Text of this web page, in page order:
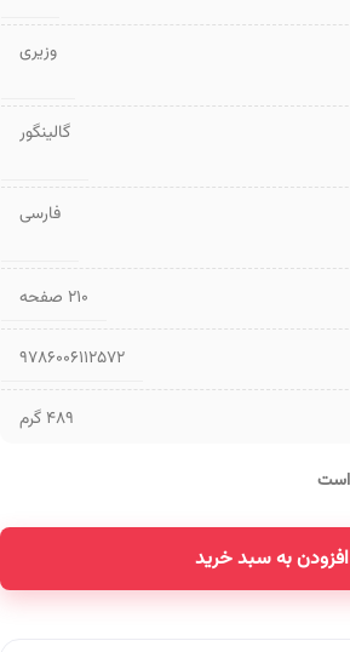
وزیری
گالینگور
فارسی
۲۱۰ صفحه
9786006112572
489 گرم
افزودن به سبد خرید